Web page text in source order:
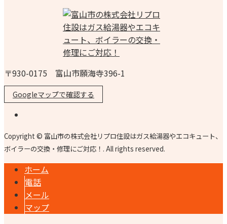
〒930-0175 富山市願海寺396-1
Googleマップで確認する
Copyright © 富山市の株式会社リプロ住設はガス給湯器やエコキュート、
ボイラーの交換・修理にご対応！. All rights reserved.
ホーム
電話
メール
マップ